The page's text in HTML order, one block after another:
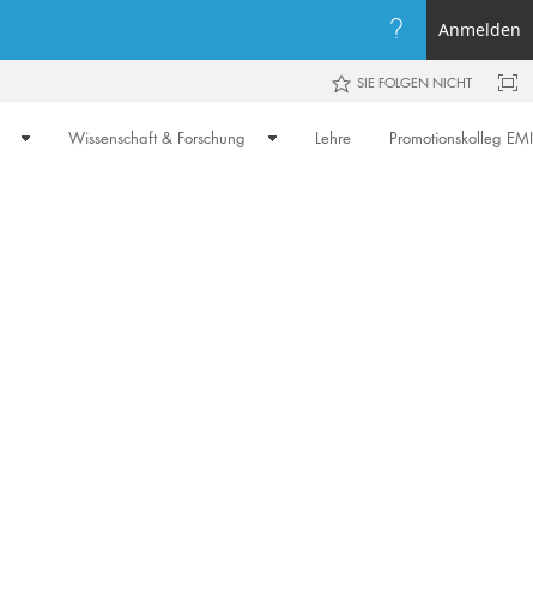
Anmelden
SIE FOLGEN NICHT
Wissenschaft & Forschung Lehre Promotionskolleg